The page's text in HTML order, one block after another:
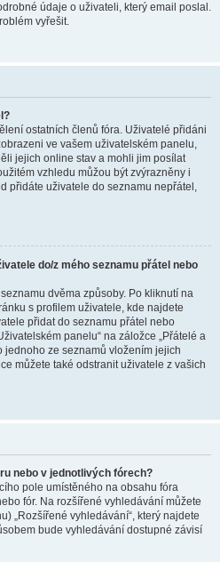
údaje o uživateli, který email poslal.
vyřešit.
ostatních členů fóra. Uživatelé přidáni
ve vašem uživatelském panelu,
jejich online stav a mohli jim posílat
vzhledu můžou být zvýrazněny i
přidáte uživatele do seznamu nepřátel,
do/z mého seznamu přátel nebo
dvěma způsoby. Po kliknutí na
s profilem uživatele, kde najdete
přidat do seznamu přátel nebo
panelu“ na záložce „Přátelé a
jednoho ze seznamů vložením jejich
můžete také odstranit uživatele z vašich
nebo v jednotlivých fórech?
pole umístěného na obsahu fóra
fór. Na rozšířené vyhledávání můžete
„Rozšířené vyhledávání“, který najdete
bude vyhledávání dostupné závisí